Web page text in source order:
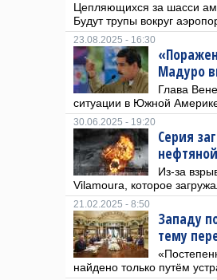
Цепляющихся за шасси
Будут трупы вокруг
23.08.2025 - 16:30
Мадуро
Глава
ситуации в Южной
30.06.2025 - 19:20
Серия
Из-за
Vilamoura, которое
21.02.2025 - 8:50
Западу
тему
найдено только путём